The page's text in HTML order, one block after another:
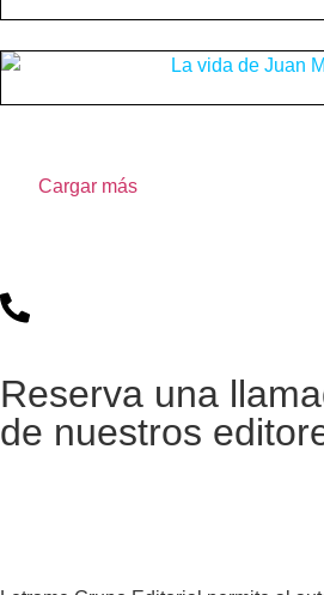
Cargar más
Reserva una
de nuestros